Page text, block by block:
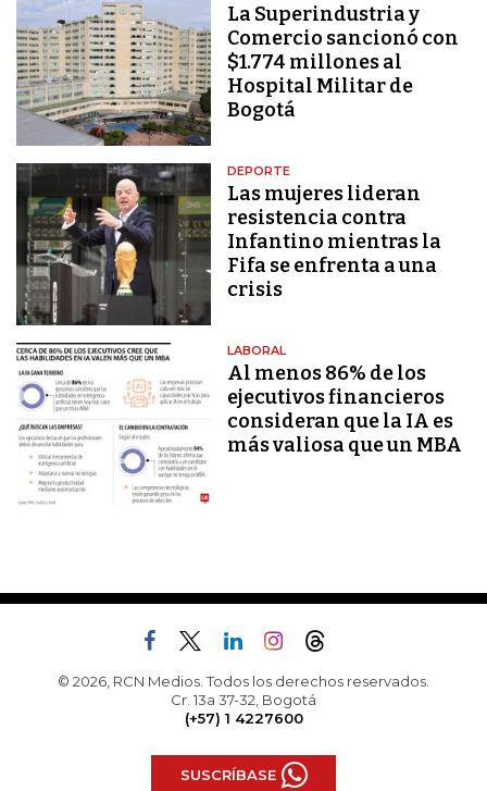
La Superindustria y
Comercio sancionó con
$1.774 millones al
Hospital Militar de
Bogotá
DEPORTE
Las mujeres lideran
resistencia contra
Infantino mientras la
Fifa se enfrenta a una
crisis
LABORAL
Al menos 86% de los
ejecutivos financieros
consideran que la IA es
más valiosa que un MBA
© 2026, RCN Medios. Todos los derechos reservados.
Cr. 13a 37-32, Bogotá
(+57) 1 4227600
SUSCRÍBASE